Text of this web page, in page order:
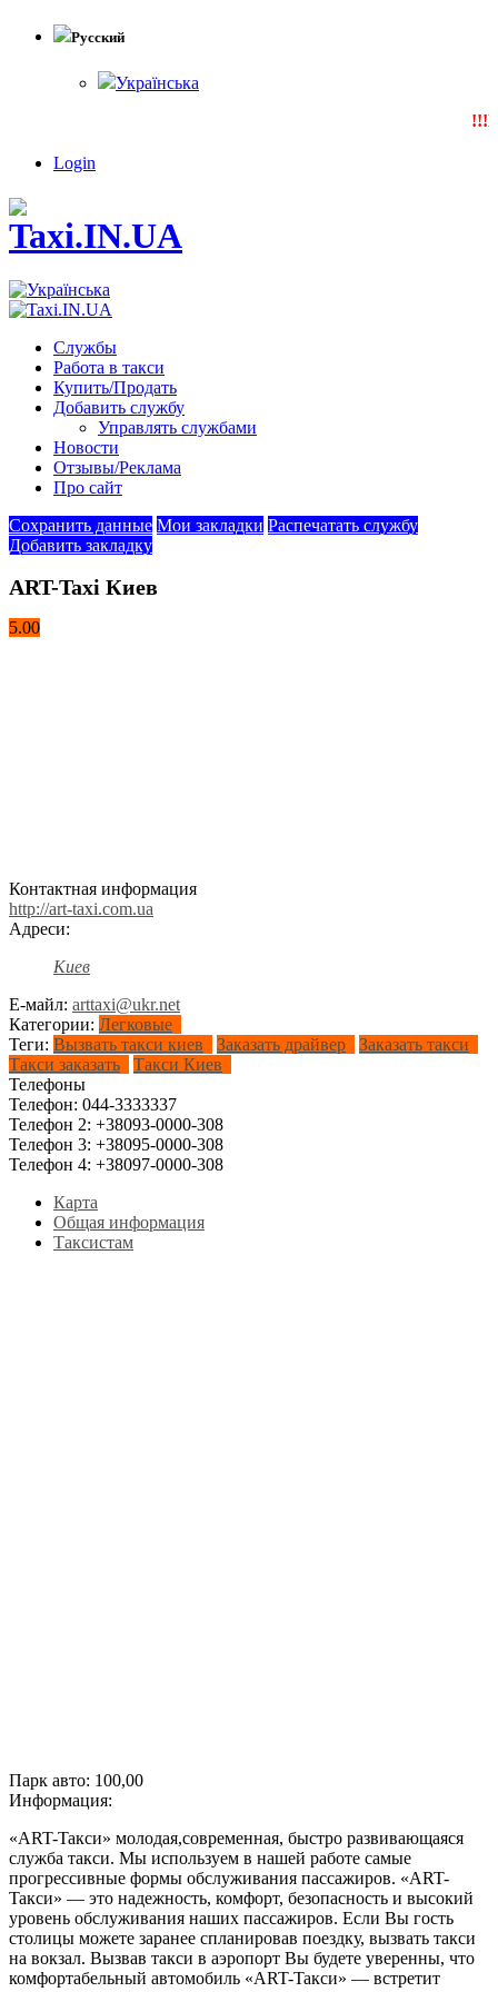
Русский
Українська
Login
Службы
Работа в такси
Купить/Продать
Добавить службу
Управлять службами
Новости
Отзывы/Реклама
Про сайт
Сохранить данные Мои закладки Распечатать службу
Добавить закладку
ART-Taxi Киев
5.00
Контактная информация
http://art-taxi.com.ua
Адреси:
Киев
Е-майл: arttaxi@ukr.net
Категории: Легковые
Теги: Вызвать такси киев Заказать драйвер
Заказать такси
Такси заказать
Такси Киев
Телефоны
Телефон: 044-3333337
Телефон 2: +38093-0000-308
Телефон 3: +38095-0000-308
Телефон 4: +38097-0000-308
Карта
Общая информация
Таксистам
Парк авто: 100,00
Информация:
«ART-Taкcи» молодая,современная, быстро развивающаяся
служба такси. Мы используем в нашей работе самые
прогрессивные формы обслуживания пассажиров. «ART-
Taкcи» — это надежность, комфорт, безопасность и высокий
уровень обслуживания наших пассажиров. Если Вы гость
столицы можете заранее спланировав поездку, вызвать такси
на вокзал. Вызвав такси в аэропорт Вы будете уверенны, что
комфортабельный автомобиль «ART-Taкcи» — встретит